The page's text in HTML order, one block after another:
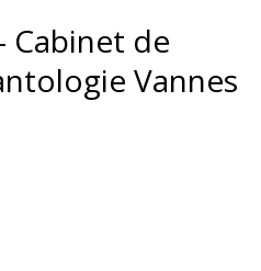
Cabinet de
Vannes